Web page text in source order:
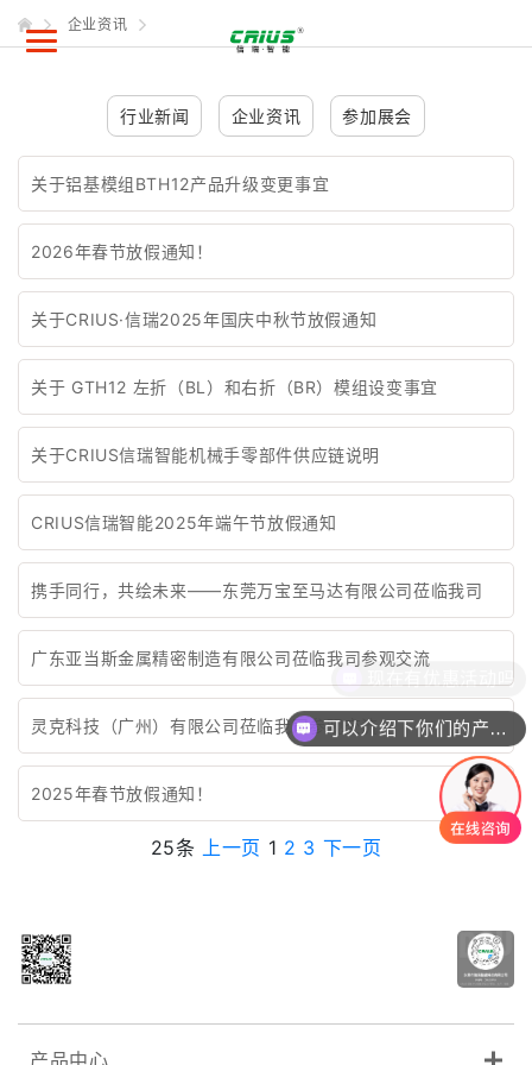
企业资讯
行业新闻 企业资讯 参加展会
关于铝基模组BTH12产品升级变更事宜
2026年春节放假通知！
关于CRIUS·信瑞2025年国庆中秋节放假通知
关于 GTH12 左折（BL）和右折（BR）模组设变事宜
关于CRIUS信瑞智能机械手零部件供应链说明
CRIUS信瑞智能2025年端午节放假通知
携手同行，共绘未来——东莞万宝至马达有限公司莅临我司
广东亚当斯金属精密制造有限公司莅临我司参观交流
灵克科技（广州）有限公司莅临我司参观交流
2025年春节放假通知！
25条 上一页 1 2 3 下一页
产品中心
可以介绍下你们的产品么